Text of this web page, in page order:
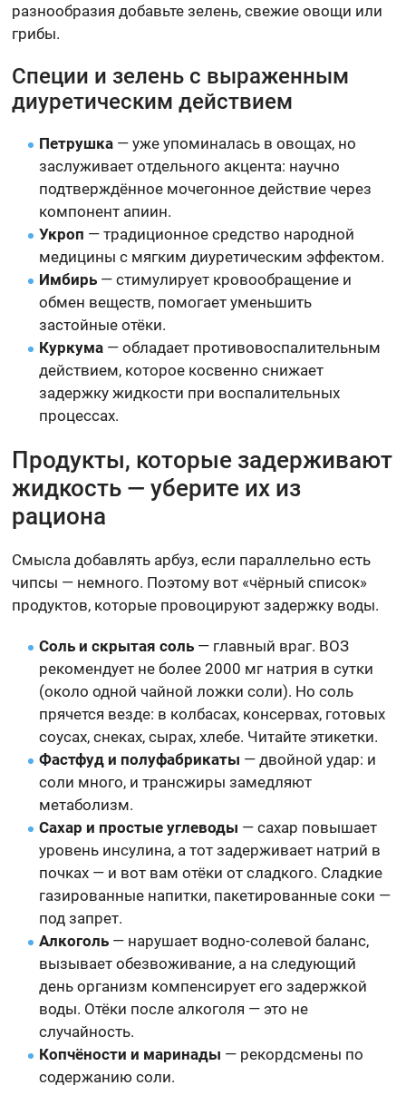
разнообразия добавьте зелень, свежие овощи или
грибы.
Специи и зелень с выраженным
диуретическим действием
Петрушка — уже упоминалась в овощах, но
заслуживает отдельного акцента: научно
подтверждённое мочегонное действие через
компонент апиин.
Укроп — традиционное средство народной
медицины с мягким диуретическим эффектом.
Имбирь — стимулирует кровообращение и
обмен веществ, помогает уменьшить
застойные отёки.
Куркума — обладает противовоспалительным
действием, которое косвенно снижает
задержку жидкости при воспалительных
процессах.
Продукты, которые задерживают
жидкость — уберите их из
рациона
Смысла добавлять арбуз, если параллельно есть
чипсы — немного. Поэтому вот «чёрный список»
продуктов, которые провоцируют задержку воды.
Соль и скрытая соль — главный враг. ВОЗ
рекомендует не более 2000 мг натрия в сутки
(около одной чайной ложки соли). Но соль
прячется везде: в колбасах, консервах, готовых
соусах, снеках, сырах, хлебе. Читайте этикетки.
Фастфуд и полуфабрикаты — двойной удар: и
соли много, и трансжиры замедляют
метаболизм.
Сахар и простые углеводы — сахар повышает
уровень инсулина, а тот задерживает натрий в
почках — и вот вам отёки от сладкого. Сладкие
газированные напитки, пакетированные соки —
под запрет.
Алкоголь — нарушает водно-солевой баланс,
вызывает обезвоживание, а на следующий
день организм компенсирует его задержкой
воды. Отёки после алкоголя — это не
случайность.
Копчёности и маринады — рекордсмены по
содержанию соли.